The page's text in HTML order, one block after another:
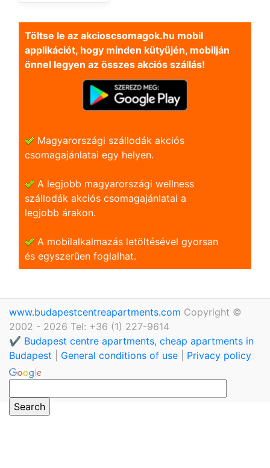
Töltse le az akcioscsomagok.hu mobil
applikációt, hogy minden kütyüjén, mobilján
önnel legyen az összes akciós szállás!
Magyarországi szállodák akciós
csomagajánlatai egy helyen.
A legjobb magyarországi wellness
szállodák akciós csomagajánlatai a
legjobb árakon.
A mobilalkalmazás letöltésével gyorsan
és egyszerũen foglalhat.
www.budapestcentreapartments.com Copyright ©
2002 - 2026 Tel: +36 (1) 227-9614
✔️ Budapest centre apartments, cheap apartments in
Budapest
General conditions of use Privacy policy